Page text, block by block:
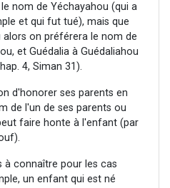
nom de Yéchayahou (qui a
et qui fut tué), mais que
on préférera le nom de
et Guédalia à Guédaliahou
4, Siman 31).
d'honorer ses parents en
de l'un de ses parents ou
faire honte à l'enfant (par
à connaître pour les cas
un enfant qui est né